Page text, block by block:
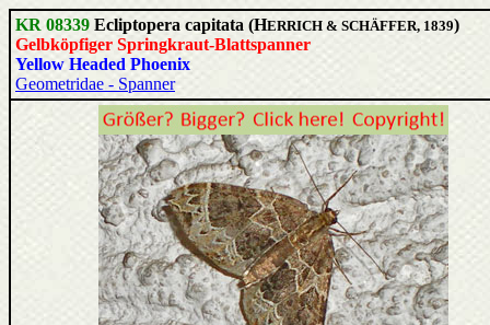
KR 08339 Ecliptopera capitata (HERRICH & SCHÄFFER, 1839)
Gelbköpfiger Springkraut-Blattspanner
Yellow Headed Phoenix
Geometridae - Spanner